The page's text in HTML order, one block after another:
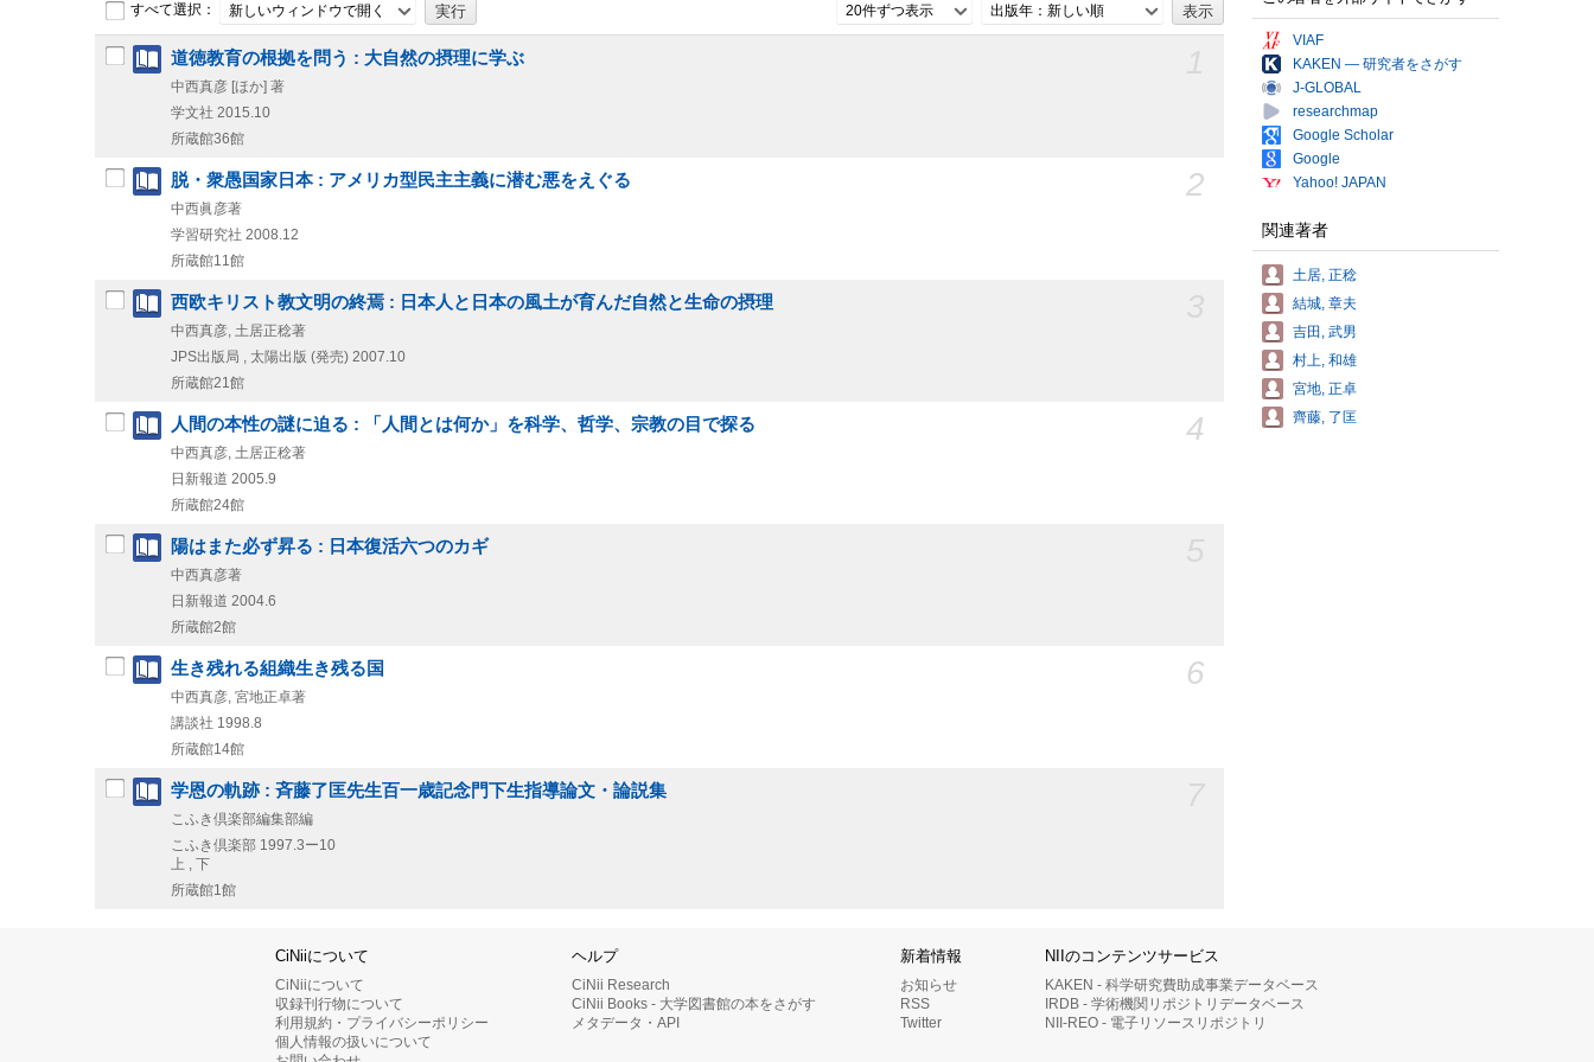
すべて選択： 新しいウィンドウで開く 20件ずつ表示 出版年：新しい順
道徳教育の根拠を問う : 大自然の摂理に学ぶ
中西真彦 [ほか] 著
学文社 2015.10
所蔵館36館
2
脱・衆愚国家日本 : アメリカ型民主主義に潜む悪をえぐる
中西眞彦著
学習研究社 2008.12
所蔵館11館
西欧キリスト教文明の終焉 : 日本人と日本の風土が育んだ自然と生命の摂理
中西真彦, 土居正稔著
JPS出版局 , 太陽出版 (発売) 2007.10
所蔵館21館
4
人間の本性の謎に迫る : 「人間とは何か」を科学、哲学、宗教の目で探る
中西真彦, 土居正稔著
日新報道 2005.9
所蔵館24館
陽はまた必ず昇る : 日本復活六つのカギ
中西真彦著
日新報道 2004.6
所蔵館2館
6
生き残れる組織生き残る国
中西真彦, 宮地正卓著
講談社 1998.8
所蔵館14館
学恩の軌跡 : 斉藤了匡先生百一歳記念門下生指導論文・論説集
こふき倶楽部編集部編
こふき倶楽部 1997.3ー10
上 , 下
所蔵館1館
VIAF
KAKEN — 研究者をさがす
J-GLOBAL
researchmap
Google Scholar
Google
Yahoo! JAPAN
関連著者
土居, 正稔
結城, 章夫
吉田, 武男
村上, 和雄
宮地, 正卓
齊藤, 了匡
CiNiiについて
CiNiiについて
収録刊行物について
利用規約・プライバシーポリシー
個人情報の扱いについて
ヘルプ
CiNii Research
CiNii Books - 大学図書館の本をさがす
メタデータ・API
新着情報
お知らせ
RSS
Twitter
NIIのコンテンツサービス
KAKEN - 科学研究費助成事業データベース
IRDB - 学術機関リポジトリデータベース
NII-REO - 電子リソースリポジトリ